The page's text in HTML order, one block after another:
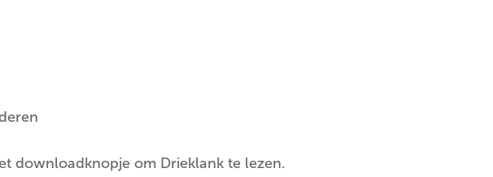
downloadknopje om Drieklank te lezen.